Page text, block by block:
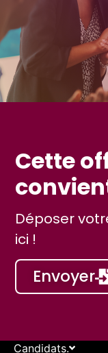
Cette
Déposer
ici !
Envoyer
Candidats.